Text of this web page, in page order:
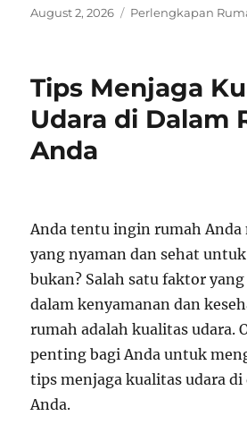
Posted
August 2, 2026 Categories
Perlengkapan
Tips Menjaga
Udara di Dalam
Anda
Anda tentu ingin rumah
yang nyaman dan sehat
bukan? Salah satu faktor
dalam kenyamanan dan
rumah adalah kualitas udara.
penting bagi Anda untuk
tips menjaga kualitas udara
Anda.